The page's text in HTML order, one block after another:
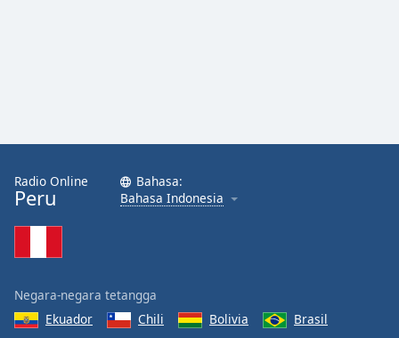
Font
Family
Close
Modal
Dialog
Radio Online
Peru
Bahasa:
Bahasa Indonesia
Negara-negara tetangga
Ekuador
Chili Bolivia
Brasil